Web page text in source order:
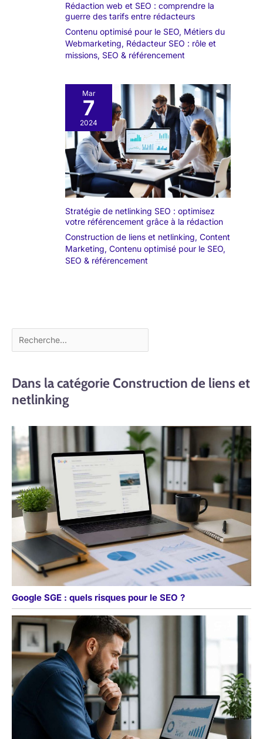
Rédaction web et SEO : comprendre la
guerre des tarifs entre rédacteurs
Contenu optimisé pour le SEO, Métiers du
Webmarketing, Rédacteur SEO : rôle et
missions, SEO & référencement
Mar
7
2024
Stratégie de netlinking SEO : optimisez
votre référencement grâce à la rédaction
Construction de liens et netlinking, Content
Marketing, Contenu optimisé pour le SEO,
SEO & référencement
Dans la catégorie Construction de liens et
netlinking
Google SGE : quels risques pour le SEO ?